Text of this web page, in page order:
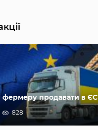
фермеру продавати в ЄС
828